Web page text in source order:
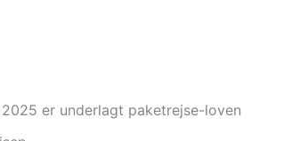
er underlagt paketrejse-loven